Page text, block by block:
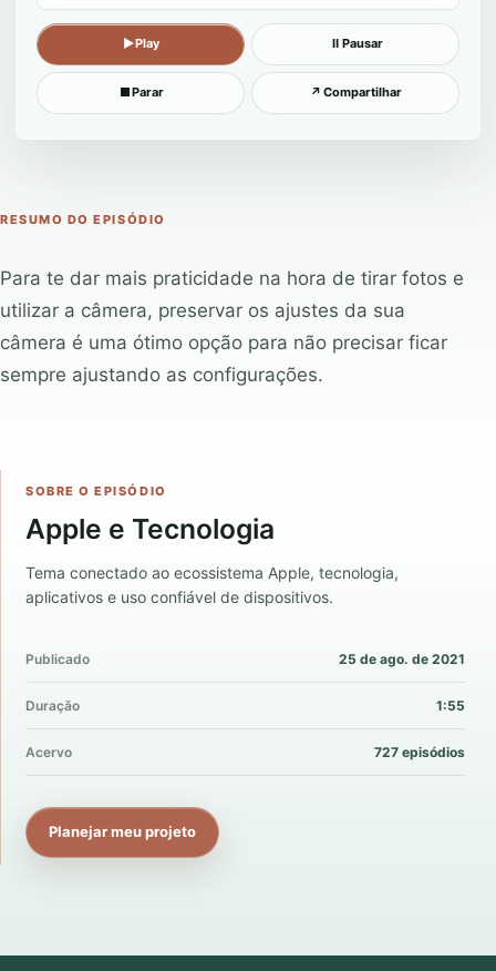
▶Play Ⅱ Pausar
■Parar ↗ Compartilhar
RESUMO DO EPISÓDIO
Para te dar mais praticidade na hora de tirar fotos e
utilizar a câmera, preservar os ajustes da sua
câmera é uma ótimo opção para não precisar ficar
sempre ajustando as configurações.
SOBRE O EPISÓDIO
Apple e Tecnologia
Tema conectado ao ecossistema Apple, tecnologia,
aplicativos e uso confiável de dispositivos.
Publicado 25 de ago. de 2021
Duração 1:55
Acervo 727 episódios
Planejar meu projeto